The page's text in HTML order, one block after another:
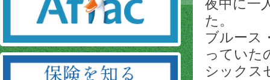
夜中に一
た。
ブルース
っていた
シックス